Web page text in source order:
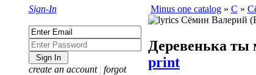
Sign-In
create an account ¦ forgot
Minus one catalog» С »
Деревенька ты
print